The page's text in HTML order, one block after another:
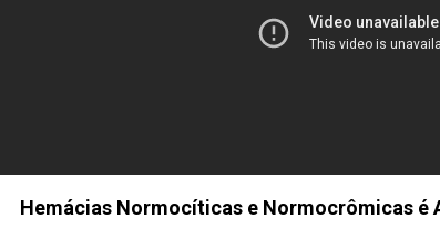
Hemácias Normocíticas e Normocrômicas é